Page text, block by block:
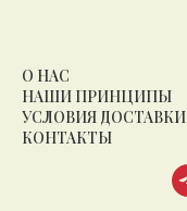
О НАС
НАШИ ПРИНЦИПЫ
УСЛОВИЯ ДОСТАВКИ
КОНТАКТЫ